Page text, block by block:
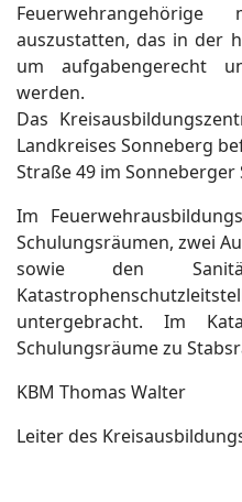
auszustatten, das in der
um aufgabengerecht
werden.
Das
Landkreises Sonneberg
Straße 49 im
Im
Schulungsräumen, zwei
sowie den
untergebracht. Im
Schulungsräume zu
KBM Thomas Walter
Leiter des